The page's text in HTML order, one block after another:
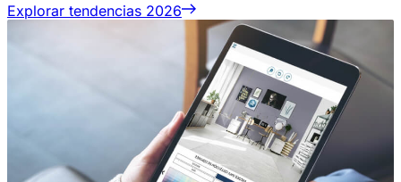
Explorar tendencias 2026